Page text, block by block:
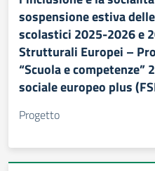
sospensione estiva
scolastici 2025-2026 e
Strutturali Europei –
“Scuola e competenze”
sociale europeo plus
Progetto